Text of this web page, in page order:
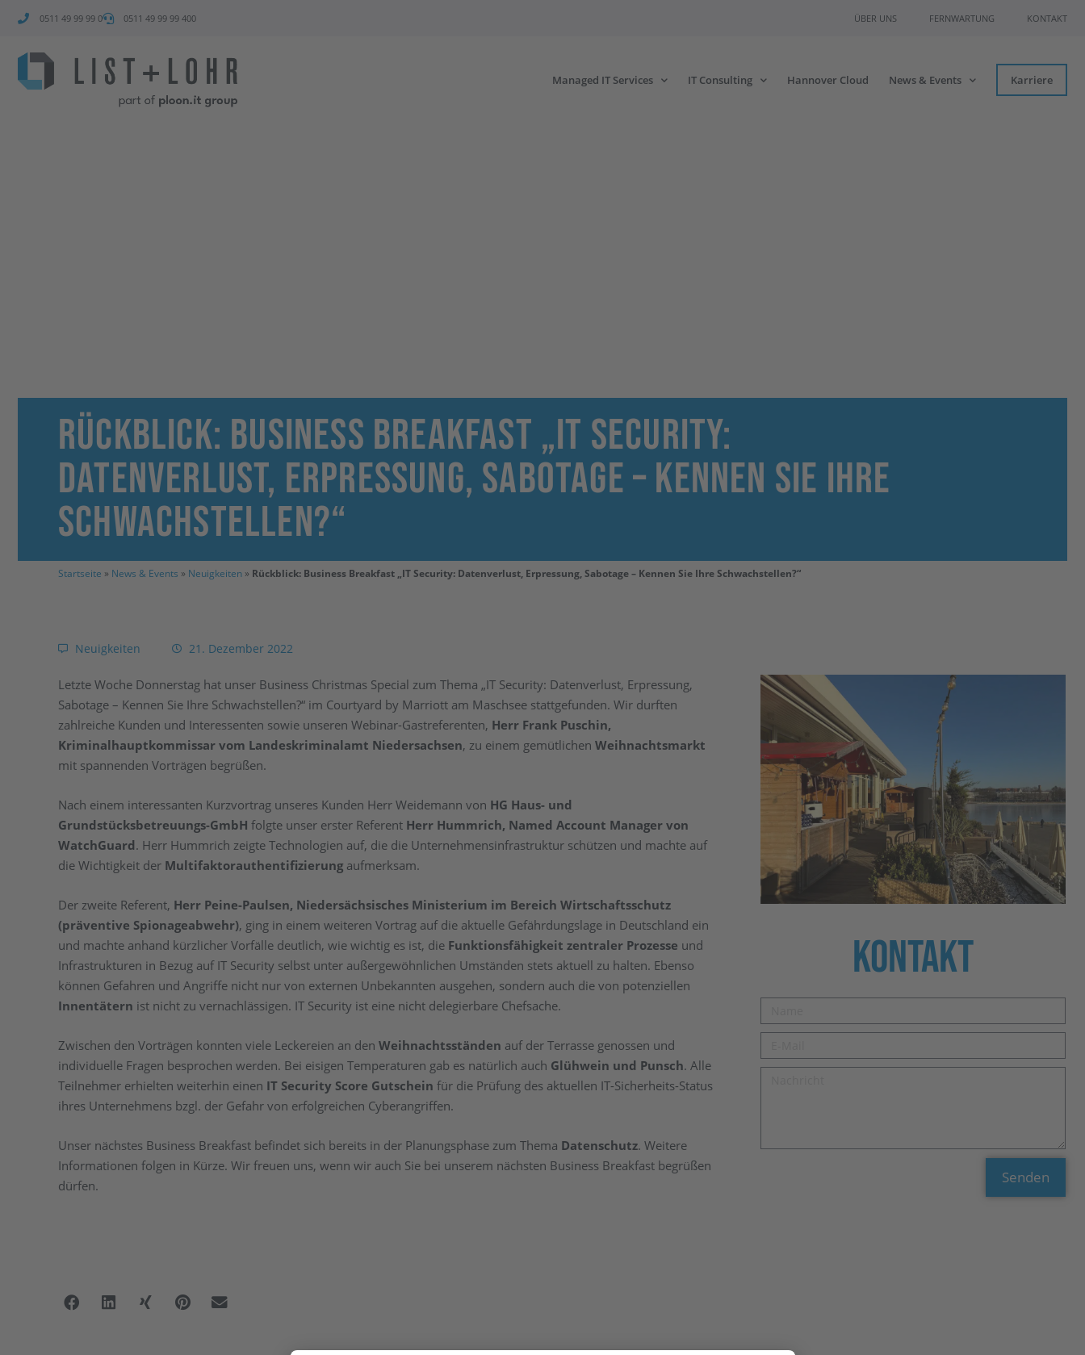
0511 49 99 99 0 0511 49 99 99 400 ÜBER UNS FERNWARTUNG KONTAKT
Managed IT Services IT Consulting Hannover Cloud News & Events Karriere
Rückblick: Business Breakfast „IT Security:
Datenverlust, Erpressung, Sabotage – Kennen Sie Ihre
Schwachstellen?“
Startseite » News & Events » Neuigkeiten » Rückblick: Business Breakfast „IT Security: Datenverlust, Erpressung, Sabotage – Kennen Sie Ihre Schwachstellen?“
Neuigkeiten 21. Dezember 2022
Letzte Woche Donnerstag hat unser Business Christmas Special zum Thema „IT Security: Datenverlust, Erpressung,
Sabotage – Kennen Sie Ihre Schwachstellen?“ im Courtyard by Marriott am Maschsee stattgefunden. Wir durften
zahlreiche Kunden und Interessenten sowie unseren Webinar-Gastreferenten, Herr Frank Puschin,
Kriminalhauptkommissar vom Landeskriminalamt Niedersachsen, zu einem gemütlichen Weihnachtsmarkt
mit spannenden Vorträgen begrüßen.
Nach einem interessanten Kurzvortrag unseres Kunden Herr Weidemann von HG Haus- und
Grundstücksbetreuungs-GmbH folgte unser erster Referent Herr Hummrich, Named Account Manager von
WatchGuard. Herr Hummrich zeigte Technologien auf, die die Unternehmensinfrastruktur schützen und machte auf
die Wichtigkeit der Multifaktorauthentifizierung aufmerksam.
Der zweite Referent, Herr Peine-Paulsen, Niedersächsisches Ministerium im Bereich Wirtschaftsschutz
(präventive Spionageabwehr), ging in einem weiteren Vortrag auf die aktuelle Gefährdungslage in Deutschland ein
und machte anhand kürzlicher Vorfälle deutlich, wie wichtig es ist, die Funktionsfähigkeit zentraler Prozesse und
Infrastrukturen in Bezug auf IT Security selbst unter außergewöhnlichen Umständen stets aktuell zu halten. Ebenso
können Gefahren und Angriffe nicht nur von externen Unbekannten ausgehen, sondern auch die von potenziellen
Innentätern ist nicht zu vernachlässigen. IT Security ist eine nicht delegierbare Chefsache.
Zwischen den Vorträgen konnten viele Leckereien an den Weihnachtsständen auf der Terrasse genossen und
individuelle Fragen besprochen werden. Bei eisigen Temperaturen gab es natürlich auch Glühwein und Punsch. Alle
Teilnehmer erhielten weiterhin einen IT Security Score Gutschein für die Prüfung des aktuellen IT-Sicherheits-Status
ihres Unternehmens bzgl. der Gefahr von erfolgreichen Cyberangriffen.
Unser nächstes Business Breakfast befindet sich bereits in der Planungsphase zum Thema Datenschutz. Weitere
Informationen folgen in Kürze. Wir freuen uns, wenn wir auch Sie bei unserem nächsten Business Breakfast begrüßen
dürfen.
Kontakt
Senden